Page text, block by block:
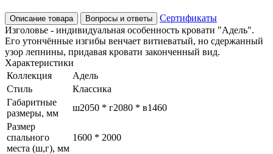
Описание товара Вопросы и ответы
Сертификаты
Изголовье - индивидуальная особенность кровати "Адель".
Его утончённые изгибы венчает витиеватый, но сдержанный
узор лепнины, придавая кровати законченный вид.
Характеристики
Коллекция
Адель
Стиль
Классика
Габаритные
размеры, мм
ш2050 * г2080 * в1460
Размер
спального
места (ш,г), мм
1600 * 2000